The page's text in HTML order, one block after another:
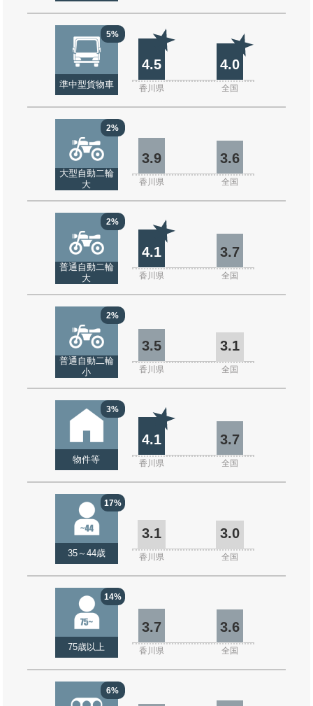
5%
準中型貨物車
4.5 4.0
香川県 全国
2%
大型自動二輪
大
3.9 3.6
香川県 全国
2%
普通自動二輪
大
4.1 3.7
香川県 全国
2%
普通自動二輪
小
3.5 3.1
香川県 全国
3%
物件等
4.1 3.7
香川県 全国
17%
35～44歳
3.1 3.0
香川県 全国
14%
75歳以上
3.7 3.6
香川県 全国
6%